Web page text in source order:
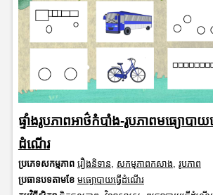
ផ្ទាំងរូបភាពអាថ៌កំបាំង-រូបភាពមធ្យោបាយធ្
ដំណើរ
ប្រភេទសកម្មភាព រឿងនិទាន សកម្មភាពកសាង រូបភាព
ប្រធានបទតាមខែ មធ្យោបាយធ្វើដំណើរ